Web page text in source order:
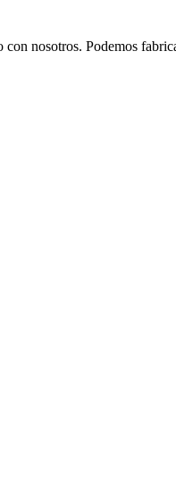
nosotros. Podemos